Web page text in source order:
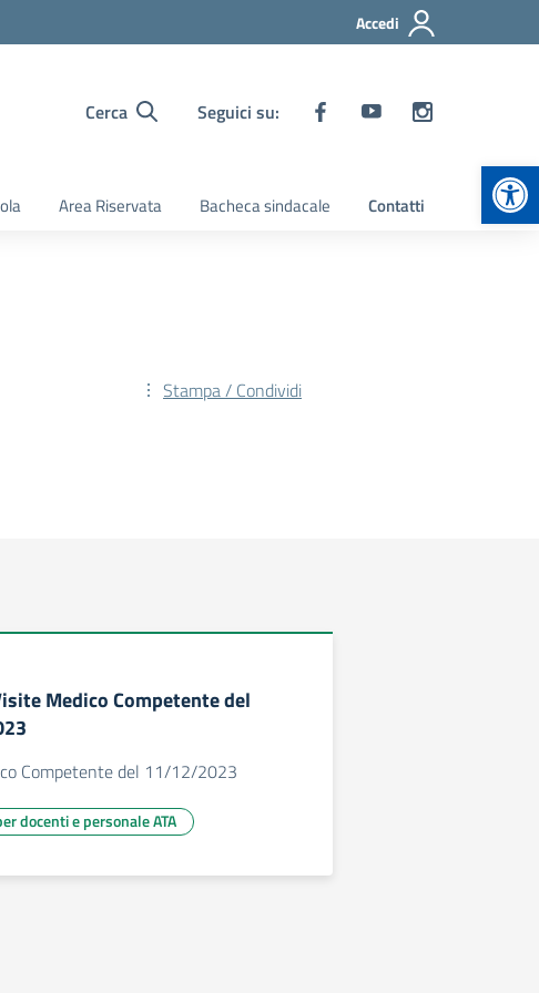
Accedi
Cerca Seguici su:
Area Riservata Bacheca sindacale Contatti
Stampa / Condividi
Medico Competente del
Competente del 11/12/2023
docenti e personale ATA